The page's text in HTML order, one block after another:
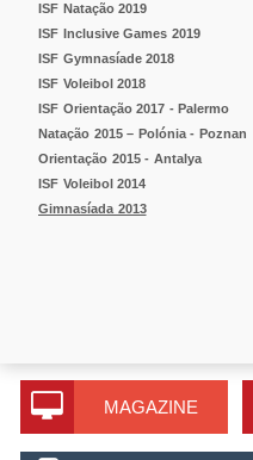
ISF Natação 2019
ISF Inclusive Games 2019
ISF Gymnasíade 2018
ISF Voleibol 2018
ISF Orientação 2017 - Palermo
Natação 2015 – Polónia - Poznan
Orientação 2015 - Antalya
ISF Voleibol 2014
Gimnasíada 2013
MAGAZINE